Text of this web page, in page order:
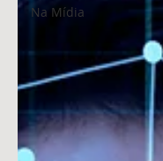
Na Mídia